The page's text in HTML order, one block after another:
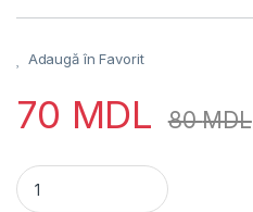
Adaugă în Favorit
70 MDL 80MDL
Hrănitor 8 litri quantity